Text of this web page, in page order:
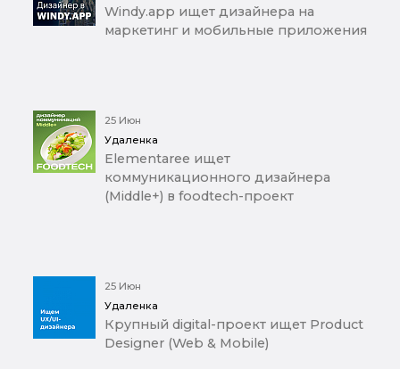
Windy.app ищет дизайнера на
маркетинг и мобильные приложения
25 Июн
Удаленка
Elementaree ищет
коммуникационного дизайнера
(Middle+) в foodtech-проект
25 Июн
Удаленка
Крупный digital-проект ищет Product
Designer (Web & Mobile)